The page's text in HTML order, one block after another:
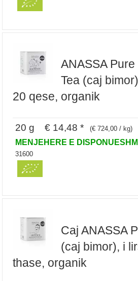
ANASSA
Tea (caj
20 qese, organik
20 g € 14,48 * (€ 724,00 / kg)
MENJEHERE E
31600
Caj ANASSA
(caj bimor), i
thase, organik